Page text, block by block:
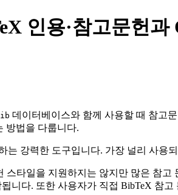
인용·참고문헌과
데이터베이스와 함께 사용할 때 참고
방법을 다룹니다.
는 강력한 도구입니다. 가장 널리 사
스타일을 지원하지는 않지만 많은 참
니다. 또한 사용자가 직접 BibTeX 참